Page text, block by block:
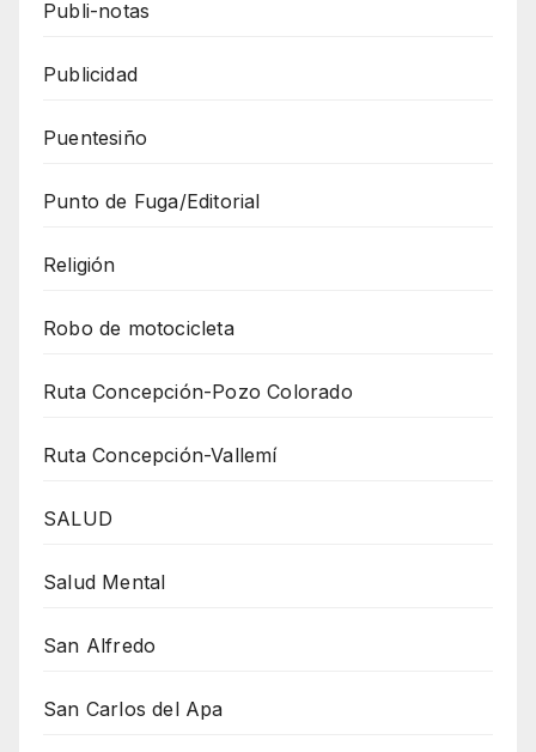
Publi-notas
Publicidad
Puentesiño
Punto de Fuga/Editorial
Religión
Robo de motocicleta
Ruta Concepción-Pozo Colorado
Ruta Concepción-Vallemí
SALUD
Salud Mental
San Alfredo
San Carlos del Apa